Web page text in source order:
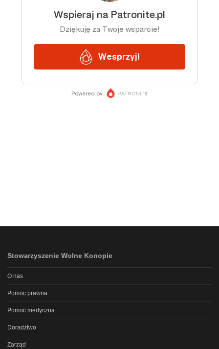
Stowarzyszenie Wolne Konopie
O nas
Pomoc prawna
Pomoc medyczna
Doradztwo
Zarząd